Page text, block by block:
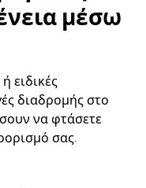
μέσω
ειδικές
διαδρομής στο
να φτάσετε
σας.